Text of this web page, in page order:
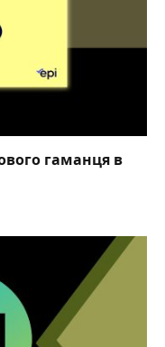
гаманця в